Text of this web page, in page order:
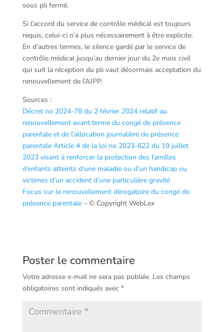
sous pli fermé.
Si l’accord du service de contrôle médical est toujours
requis, celui-ci n’a plus nécessairement à être explicite.
En d’autres termes, le silence gardé par le service de
contrôle médical jusqu’au dernier jour du 2e mois civil
qui suit la réception du pli vaut désormais acceptation du
renouvellement de l’AJPP.
Sources :
Décret no 2024-78 du 2 février 2024 relatif au
renouvellement avant terme du congé de présence
parentale et de l’allocation journalière de présence
parentale Article 4 de la loi no 2023-622 du 19 juillet
2023 visant à renforcer la protection des familles
d’enfants atteints d’une maladie ou d’un handicap ou
victimes d’un accident d’une particulière gravité
Focus sur le renouvellement dérogatoire du congé de
présence parentale– © Copyright WebLex
Poster le commentaire
Votre adresse e-mail ne sera pas publiée. Les champs
obligatoires sont indiqués avec *